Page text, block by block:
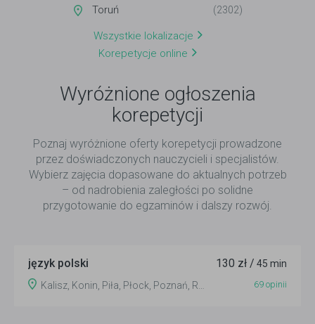
Toruń (2302)
Wszystkie lokalizacje
Korepetycje online
Wyróżnione ogłoszenia
korepetycji
Poznaj wyróżnione oferty korepetycji prowadzone
przez doświadczonych nauczycieli i specjalistów.
Wybierz zajęcia dopasowane do aktualnych potrzeb
– od nadrobienia zaległości po solidne
przygotowanie do egzaminów i dalszy rozwój.
język polski 130 zł / 45 min
69 opinii